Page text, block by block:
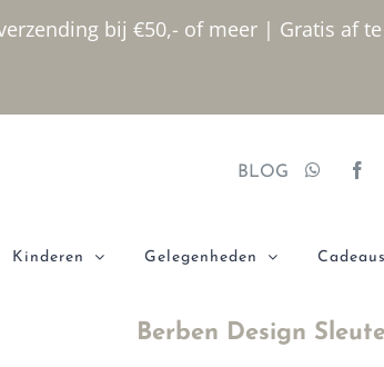
bij €50,- of meer | Gratis af
BLOG
Kinderen Gelegenheden Cadeaus
Berben Design